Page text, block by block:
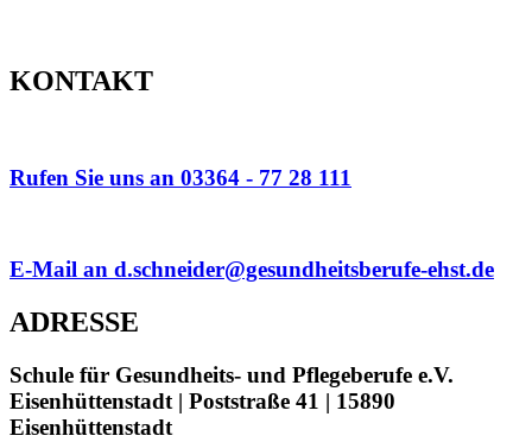
KONTAKT
Rufen Sie uns an 03364 - 77 28 111
E-Mail an d.schneider@gesundheitsberufe-ehst.de
ADRESSE
Schule für Gesundheits- und Pflegeberufe e.V.
Eisenhüttenstadt | Poststraße 41 | 15890
Eisenhüttenstadt